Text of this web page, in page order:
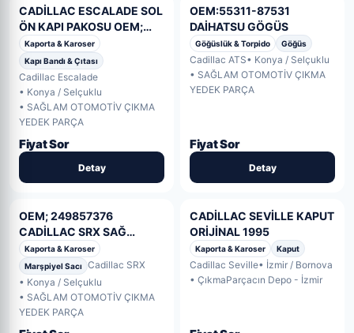
CADİLLAC ESCALADE SOL
ÖN KAPI PAKOSU OEM;
FBVB-5420791
Kaporta & Karoser
Kapı Bandı & Çıtası
Cadillac Escalade
• Konya / Selçuklu
• SAĞLAM OTOMOTİV ÇIKMA
YEDEK PARÇA
Fiyat Sor
Detay
OEM:55311-87531
DAİHATSU GÖGÜS
Göğüslük & Torpido Göğüs
Cadillac ATS• Konya / Selçuklu
• SAĞLAM OTOMOTİV ÇIKMA
YEDEK PARÇA
Fiyat Sor
Detay
OEM; 249857376
CADİLLAC SRX SAĞ
MARŞPİYEL
Kaporta & Karoser
Marşpiyel Sacı Cadillac SRX
• Konya / Selçuklu
• SAĞLAM OTOMOTİV ÇIKMA
YEDEK PARÇA
CADİLLAC SEVİLLE KAPUT
ORİJİNAL 1995
Kaporta & Karoser Kaput
Cadillac Seville• İzmir / Bornova
• ÇıkmaParçacın Depo - İzmir